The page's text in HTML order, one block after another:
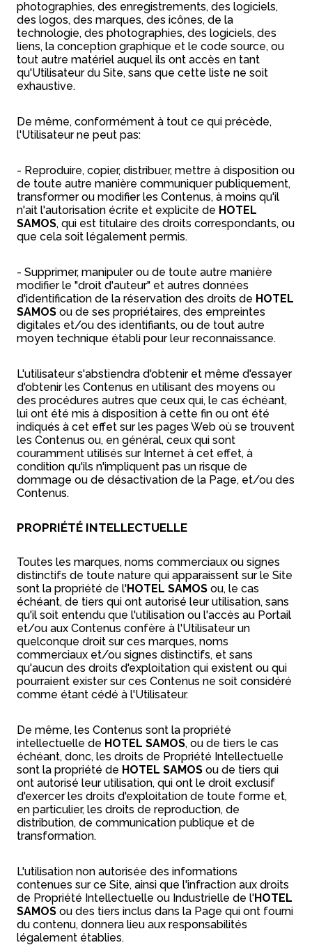
photographies, des enregistrements, des logiciels,
des logos, des marques, des icônes, de la
technologie, des photographies, des logiciels, des
liens, la conception graphique et le code source, ou
tout autre matériel auquel ils ont accès en tant
qu'Utilisateur du Site, sans que cette liste ne soit
exhaustive.
De même, conformément à tout ce qui précède,
l'Utilisateur ne peut pas:
- Reproduire, copier, distribuer, mettre à disposition ou
de toute autre manière communiquer publiquement,
transformer ou modifier les Contenus, à moins qu'il
n'ait l'autorisation écrite et explicite de HOTEL
SAMOS, qui est titulaire des droits correspondants, ou
que cela soit légalement permis.
- Supprimer, manipuler ou de toute autre manière
modifier le "droit d'auteur" et autres données
d'identification de la réservation des droits de HOTEL
SAMOS ou de ses propriétaires, des empreintes
digitales et/ou des identifiants, ou de tout autre
moyen technique établi pour leur reconnaissance.
L'utilisateur s'abstiendra d'obtenir et même d'essayer
d'obtenir les Contenus en utilisant des moyens ou
des procédures autres que ceux qui, le cas échéant,
lui ont été mis à disposition à cette fin ou ont été
indiqués à cet effet sur les pages Web où se trouvent
les Contenus ou, en général, ceux qui sont
couramment utilisés sur Internet à cet effet, à
condition qu'ils n'impliquent pas un risque de
dommage ou de désactivation de la Page, et/ou des
Contenus.
PROPRIÉTÉ INTELLECTUELLE
Toutes les marques, noms commerciaux ou signes
distinctifs de toute nature qui apparaissent sur le Site
sont la propriété de l'HOTEL SAMOS ou, le cas
échéant, de tiers qui ont autorisé leur utilisation, sans
qu'il soit entendu que l'utilisation ou l'accès au Portail
et/ou aux Contenus confère à l'Utilisateur un
quelconque droit sur ces marques, noms
commerciaux et/ou signes distinctifs, et sans
qu'aucun des droits d'exploitation qui existent ou qui
pourraient exister sur ces Contenus ne soit considéré
comme étant cédé à l'Utilisateur.
De même, les Contenus sont la propriété
intellectuelle de HOTEL SAMOS, ou de tiers le cas
échéant, donc, les droits de Propriété Intellectuelle
sont la propriété de HOTEL SAMOS ou de tiers qui
ont autorisé leur utilisation, qui ont le droit exclusif
d'exercer les droits d'exploitation de toute forme et,
en particulier, les droits de reproduction, de
distribution, de communication publique et de
transformation.
L'utilisation non autorisée des informations
contenues sur ce Site, ainsi que l'infraction aux droits
de Propriété Intellectuelle ou Industrielle de l'HOTEL
SAMOS ou des tiers inclus dans la Page qui ont fourni
du contenu, donnera lieu aux responsabilités
légalement établies.